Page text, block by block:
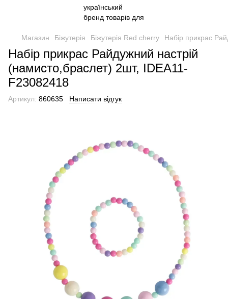
Магазин Біжутерія Біжутерія Red cherry Набір прикрас
Набір прикрас Райдужний настрій
(намисто,браслет) 2шт, IDEA11-
F23082418
Артикул: 860635 Написати відгук